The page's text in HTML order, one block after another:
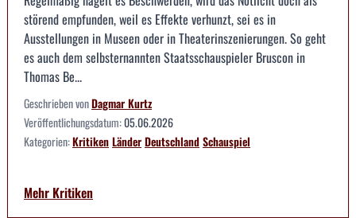
störend empfunden, weil es Effekte verhunzt, sei es in
Ausstellungen in Museen oder in Theaterinszenierungen. So geht
es auch dem selbsternannten Staatsschauspieler Bruscon in
Thomas Be...
Geschrieben vonDagmar Kurtz
Veröffentlichungsdatum:05.06.2026
Kategorien:KritikenLänderDeutschlandSchauspiel
Mehr Kritiken